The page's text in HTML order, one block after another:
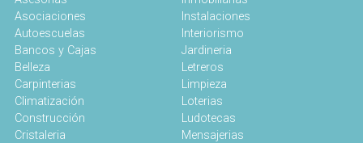
Asociaciones
Autoescuelas
Bancos y Cajas
Belleza
Carpinterias
Climatización
Construcción
Cristaleria
Instalaciones
Interiorismo
Jardineria
Letreros
Limpieza
Loterias
Ludotecas
Mensajerias